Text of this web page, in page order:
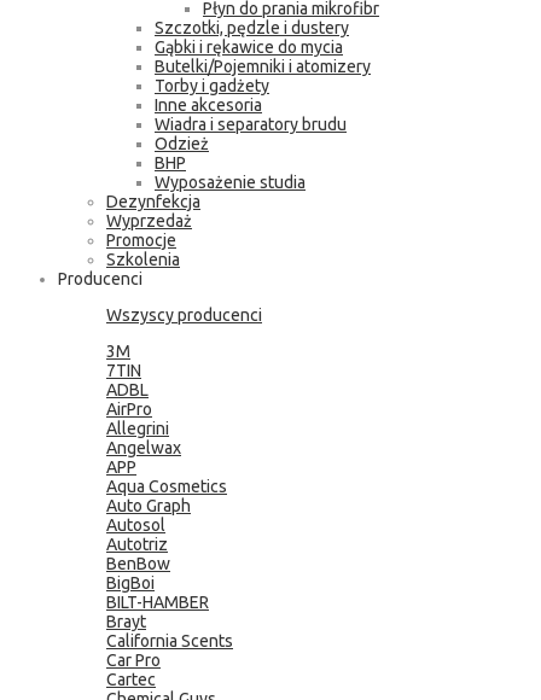
Płyn do prania mikrofibr
Szczotki, pędzle i dustery
Gąbki i rękawice do mycia
Butelki/Pojemniki i atomizery
Torby i gadżety
Inne akcesoria
Wiadra i separatory brudu
Odzież
BHP
Wyposażenie studia
Dezynfekcja
Wyprzedaż
Promocje
Szkolenia
Producenci
Wszyscy producenci
3M
7TIN
ADBL
AirPro
Allegrini
Angelwax
APP
Aqua Cosmetics
Auto Graph
Autosol
Autotriz
BenBow
BigBoi
BILT-HAMBER
Brayt
California Scents
Car Pro
Cartec